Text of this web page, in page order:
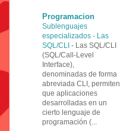
Programacion
Sublenguajes
especializados - Las
SQL/CLI - Las SQL/CLI
(SQL/Call-Level
Interface),
denominadas de forma
abreviada CLI, permiten
que aplicaciones
desarrolladas en un
cierto lenguaje de
programación (...